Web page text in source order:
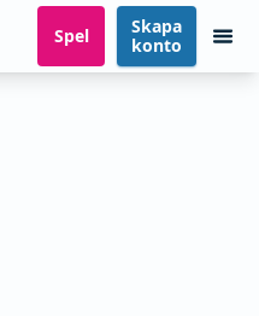
Spel
Skapa
konto